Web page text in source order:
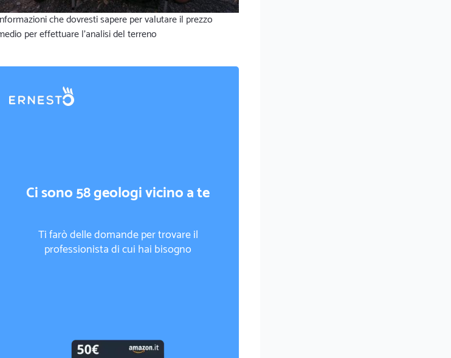
che dovresti sapere per valutare il prezzo
per effettuare l'analisi del terreno
Ci sono 58 geologi vicino a te
Ti farò delle domande per trovare il
professionista di cui hai bisogno